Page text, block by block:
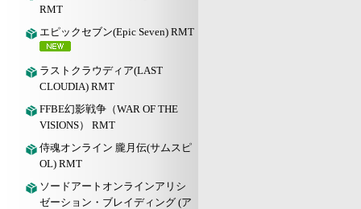
RMT
エピックセブン(Epic Seven) RMT
ラストクラウディア(LAST
CLOUDIA) RMT
FFBE幻影戦争（WAR OF THE
VISIONS） RMT
侍魂オンライン 朧月伝(サムスピ
OL) RMT
ソードアートオンラインアリシ
ゼーション・ブレイディング (ア